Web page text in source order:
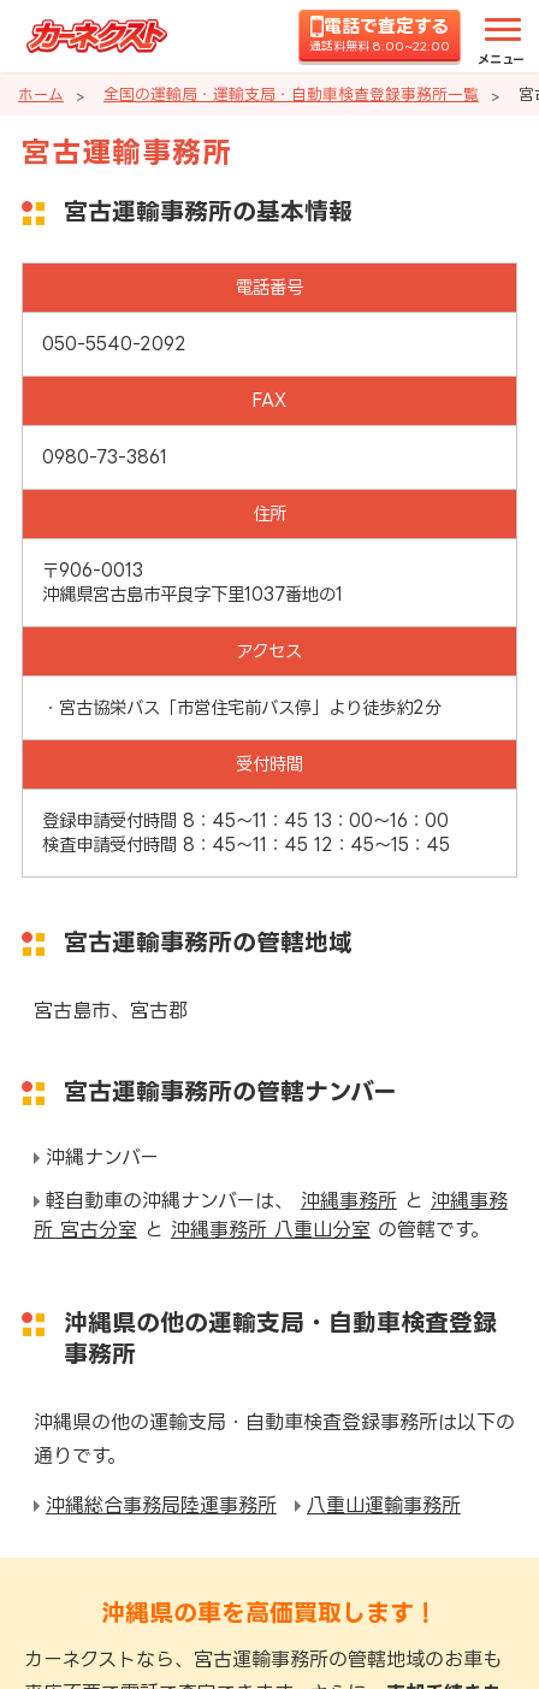
電話で査定する
通話料無料 8:00~22:00
メニュー
ホーム 全国の運輸局・運輸支局・自動車検査登録事務所一覧 宮
宮古運輸事務所
宮古運輸事務所の基本情報
電話番号
050-5540-2092
FAX
0980-73-3861
住所
〒906-0013
沖縄県宮古島市平良字下里1037番地の1
アクセス
・宮古協栄バス「市営住宅前バス停」より徒歩約2分
受付時間
登録申請受付時間 8：45～11：45 13：00～16：00
検査申請受付時間 8：45～11：45 12：45～15：45
宮古運輸事務所の管轄地域
宮古島市、宮古郡
宮古運輸事務所の管轄ナンバー
沖縄ナンバー
軽自動車の沖縄ナンバーは、 沖縄事務所と 沖縄事務
所 宮古分室 と 沖縄事務所 八重山分室 の管轄です。
沖縄県の他の運輸支局・自動車検査登録
事務所
沖縄県の他の運輸支局・自動車検査登録事務所は以下の
通りです。
沖縄総合事務局陸運事務所 八重山運輸事務所
沖縄県の車を高価買取します！
カーネクストなら、宮古運輸事務所の管轄地域のお車も